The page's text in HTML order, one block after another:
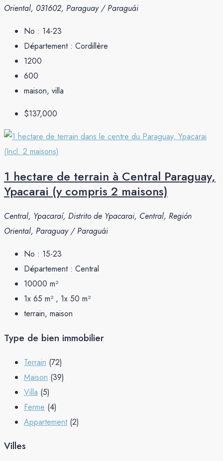
Oriental, 031602, Paraguay / Paraguái
No : 14-23
Département : Cordillère
1200
600
maison, villa
$137,000
1 hectare de terrain à Central Paraguay,
Ypacarai (y compris 2 maisons)
Central, Ypacaraí, Distrito de Ypacarai, Central, Región
Oriental, Paraguay / Paraguái
No : 15-23
Département : Central
10000 m²
1x 65 m² , 1x 50 m²
terrain, maison
Type de bien immobilier
Terrain (72)
Maison (39)
Villa (5)
Ferme (4)
Appartement (2)
Villes